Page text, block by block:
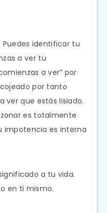
Puedes identificar tu
a ver tu
a ver” por
por tanto
ver que estás lisiado.
es totalmente
impotencia es interna
a tu vida.
en ti mismo.